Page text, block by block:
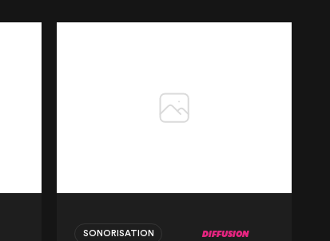
SONORISATION DIFFUSION